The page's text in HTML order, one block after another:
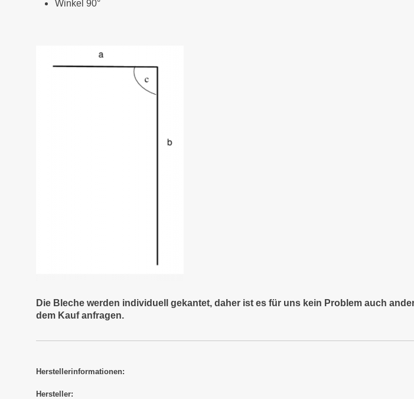
Winkel 90°
Die Bleche werden individuell gekantet, daher ist es für uns kein Problem auch
dem Kauf anfragen.
Herstellerinformationen:
Hersteller: